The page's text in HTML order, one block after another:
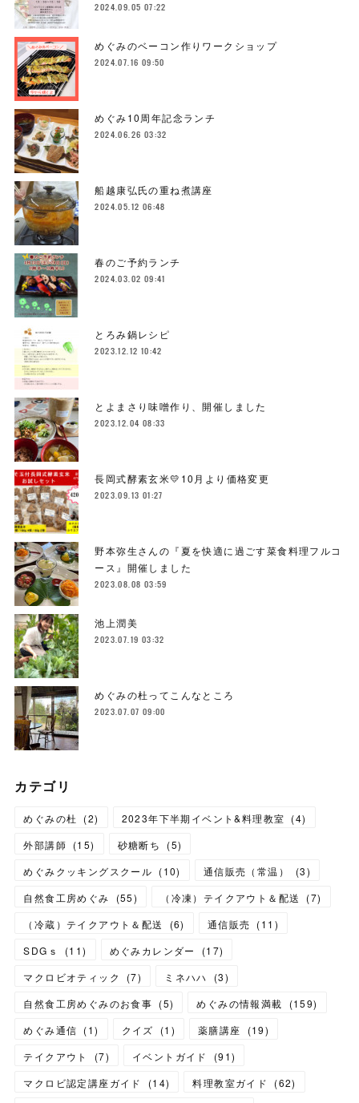
2024.09.05 07:22
めぐみのベーコン作りワークショップ
2024.07.16 09:50
めぐみ10周年記念ランチ
2024.06.26 03:32
船越康弘氏の重ね煮講座
2024.05.12 06:48
春のご予約ランチ
2024.03.02 09:41
とろみ鍋レシピ
2023.12.12 10:42
とよまさり味噌作り、開催しました
2023.12.04 08:33
長岡式酵素玄米💛10月より価格変更
2023.09.13 01:27
野本弥生さんの『夏を快適に過ごす菜食料理フルコ
ース』開催しました
2023.08.08 03:59
池上潤美
2023.07.19 03:32
めぐみの杜ってこんなところ
2023.07.07 09:00
カテゴリ
めぐみの杜 (2) 2023年下半期イベント&料理教室 (4)
外部講師 (15) 砂糖断ち (5)
めぐみクッキングスクール (10) 通信販売（常温） (3)
自然食工房めぐみ
(55) （冷凍）テイクアウト＆配送 (7)
（冷蔵）テイクアウト＆配送
(6) 通信販売 (11 )
SDGｓ
(11) めぐみカレンダー (17)
マクロビオティック
(7) ミネハハ (3)
自然食工房めぐみのお食事 (5) めぐみの情報満載 (159)
めぐみ通信 (1) クイズ (1 ) 薬膳講座 (19)
テイクアウト
(7) イベントガイド (91)
マクロビ認定講座ガイド
(14) 料理教室ガイド (62)